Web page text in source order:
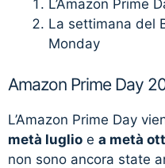
L’Amazon Prime
La settimana del
Monday
Amazon Prime Day
L’Amazon Prime Day
metà luglio e a metà
non sono ancora state